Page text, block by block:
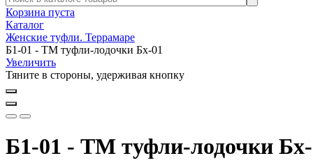
Корзина пуста
Каталог
Женские туфли. Террамаре
Б1-01 - ТМ туфли-лодочки Бх-01
Увеличить
Тяните в стороны, удерживая кнопку
Б1-01 - ТМ туфли-лодочки